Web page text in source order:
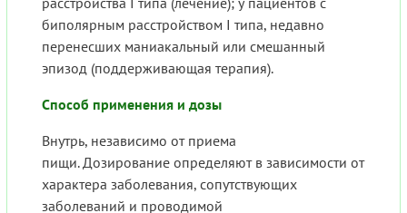
биполярным расстройством I типа, недавно
перенесших маниакальный или смешанный
эпизод (поддерживающая терапия).
Способ применения и дозы
Внутрь, независимо от приема
пищи. Дозирование определяют в зависимости от
характера заболевания, сопутствующих
заболеваний и проводимой